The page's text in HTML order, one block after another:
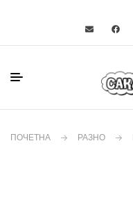
ПОЧЕТНА РАЗНО